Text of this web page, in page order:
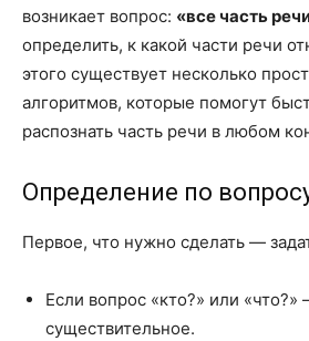
возникает вопрос: «все часть
определить, к какой части речи
этого существует несколько
алгоритмов, которые помогут
распознать часть речи в любом
Определение по
Первое, что нужно сделать —
Если вопрос «кто?» или «что?»
существительное.